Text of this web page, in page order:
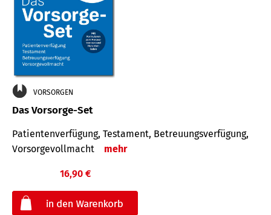
VORSORGEN
Das Vorsorge-Set
Patienten­ver­fügung, Testa­ment, Be­treuungs­verfü­gung,
Vor­sorge­voll­macht
mehr
16,90 €